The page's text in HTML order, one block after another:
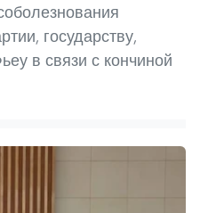
государству,
в связи с кончиной